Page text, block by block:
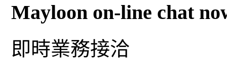
Mayloon on-line chat
即時業務接洽